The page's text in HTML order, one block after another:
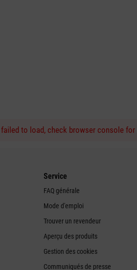
failed to load, check browser console
Service
FAQ générale
Mode d'emploi
Trouver un revendeur
Aperçu des produits
Gestion des cookies
Communiqués de presse